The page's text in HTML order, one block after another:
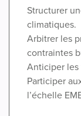
Structurer
climatiques.
Arbitrer les
contraintes
Anticiper les
Participer
l’échelle